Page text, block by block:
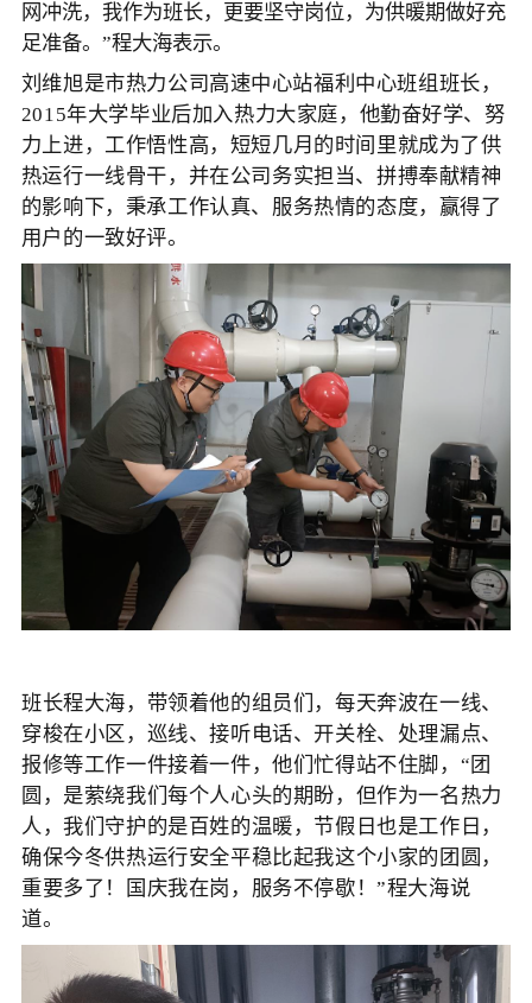
网冲洗，我作为班长，更要坚守岗位，为供暖期做好充
足准备。”程大海表示。
刘维旭是市热力公司 高速中心站福利中心班组班长，
2015年大学毕业后加入热力大家庭，他勤奋好学、 努
力上进，工作悟性高 ，短短几月的时间里就成为了供
热运行一线骨干，并在公司务实担当、拼搏奉献精神
的影响下，秉承工作认真、服务热情的态度，赢得了
用户的一致好评。
班长程大海，带领着他的组员们，每天奔波在一线、
穿梭在小区，巡线、接听电话、开关栓、处理漏点、
报修等工作一件接着一件，他们忙得站不住脚， “团
圆，是萦绕我们每个人心头的期盼，但作为一名热力
人，我们守护的是百姓的温暖，节假日也是工作日，
确保今冬供热运行安全平稳比起我这个小家的团圆，
重要多了！国庆我在岗，服务不停歇！”程大海说
道。